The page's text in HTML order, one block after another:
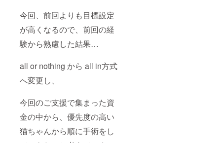
今回、前回よりも目標設定
が高くなるので、前回の経
験から熟慮した結果…
all or nothing から all in方式
へ変更し、
今回のご支援で集まった資
金の中から、優先度の高い
猫ちゃんから順に手術をし